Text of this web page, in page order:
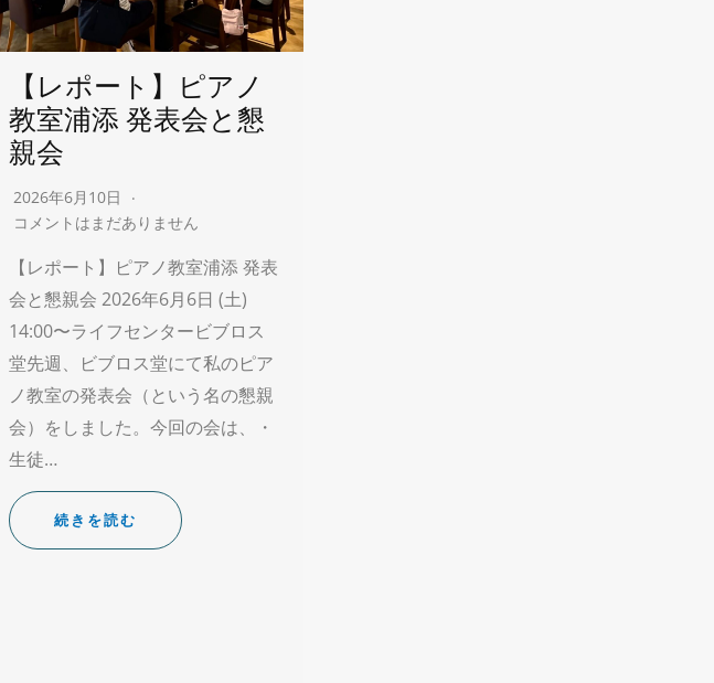
【レポート】ピアノ
教室浦添 発表会と懇
親会
2026年6月10日
コメントはまだありません
【レポート】ピアノ教室浦添 発表
会と懇親会 2026年6月6日 (土)
14:00〜ライフセンタービブロス
堂先週、ビブロス堂にて私のピア
ノ教室の発表会（という名の懇親
会）をしました。今回の会は、・
生徒…
続きを読む